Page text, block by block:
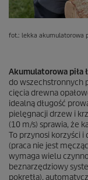
fot.: lekka akumulatorowa
Akumulatorowa piła
do wszechstronnych
cięcia drewna
idealną długość
pielęgnacji drzew i
(10 m/s) sprawia, że
To przynosi korzyści i
(praca nie jest
wymaga wielu
beznarzędziowy
pokrętła),